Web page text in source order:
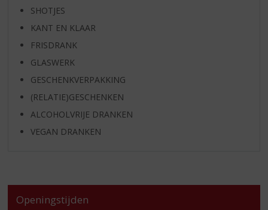
SHOTJES
KANT EN KLAAR
FRISDRANK
GLASWERK
GESCHENKVERPAKKING
(RELATIE)GESCHENKEN
ALCOHOLVRIJE DRANKEN
VEGAN DRANKEN
Openingstijden